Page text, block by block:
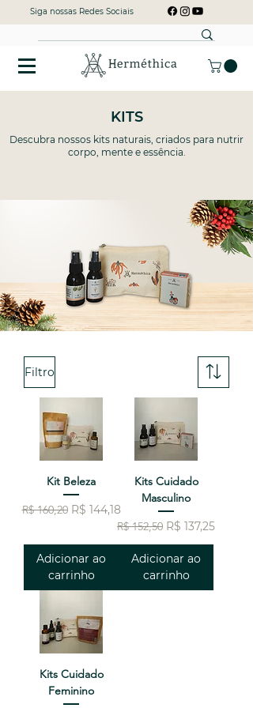
Siga nossas Redes Sociais
KITS
Descubra nossos kits naturais, criados para nutrir
corpo, mente e essência.
Filtro
Kit Beleza
Preço normal
R$ 160,20 Preço promocional
R$ 144,18
Adicionar ao
carrinho
Kits Cuidado
Masculino
Preço normal
R$ 152,50 Preço
R$ 137,25
Adicionar ao
carrinho
Kits Cuidado
Feminino